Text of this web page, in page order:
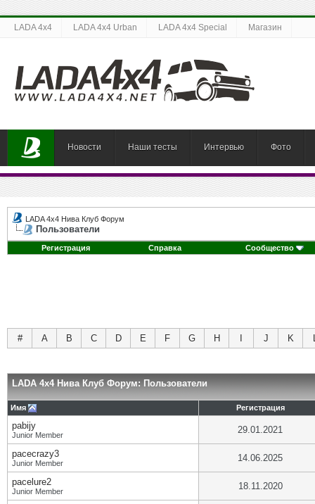
LADA 4x4 LADA 4x4 Urban LADA 4x4 Special Магазин
Новости Наши тесты Интервью Фото
LADA 4x4 Нива Клуб Форум
Пользователи
Регистрация Справка Сообщество
# A B C D E F G H J K
LADA 4x4 Нива Клуб Форум: Пользователи
Имя Регистрация
pabijy
Junior Member 29.01.2021
pacecrazy3
Junior Member 14.06.2025
pacelure2
Junior Member 18.11.2020